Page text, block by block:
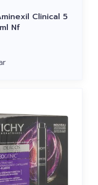
Clinical 5
Nf